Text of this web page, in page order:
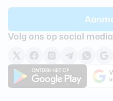
Volg ons op social media